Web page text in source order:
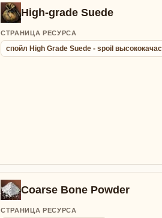
High-grade Suede
СТРАНИЦА РЕСУРСА
спойл High Grade Suede - spoil
Coarse Bone Powder
СТРАНИЦА РЕСУРСА